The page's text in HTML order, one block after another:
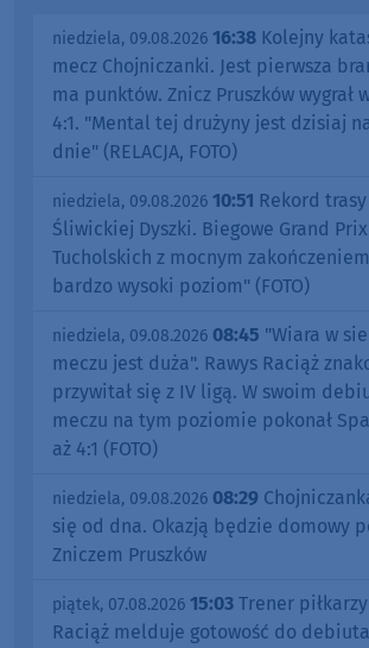
niedziela, 09.08.2026 16:38 Kolejny
mecz Chojniczanki. Jest pierwsza
ma punktów. Znicz Pruszków wygrał
4:1. "Mental tej drużyny jest dzisiaj
dnie" (RELACJA, FOTO)
niedziela, 09.08.2026 10:51 Rekord
Śliwickiej Dyszki. Biegowe Grand
Tucholskich z mocnym
bardzo wysoki poziom" (FOTO)
niedziela, 09.08.2026 08:45 "Wiara w
meczu jest duża". Rawys Raciąż
przywitał się z IV ligą. W swoim
meczu na tym poziomie pokonał
aż 4:1 (FOTO)
niedziela, 09.08.2026 08:29
się od dna. Okazją będzie domowy
Zniczem Pruszków
piątek, 07.08.2026 15:03 Trener
Raciąż melduje gotowość do